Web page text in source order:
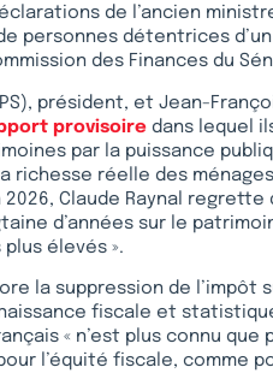
de l’ancien
personnes détentrices
des Finances du
président, et Jean-
provisoire dans lequel
par la puissance
richesse réelle des
2026, Claude Raynal
d’années sur le
élevés ».
la suppression de l’impôt
fiscale et
« n’est plus connu
l’équité fiscale, comme